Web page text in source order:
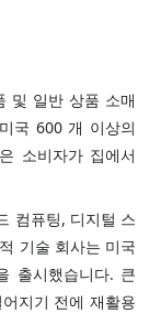
및 일반 상품 소매
국 600 개 이상의
소비자가 집에서
컴퓨팅, 디지털 스
기술 회사는 미국
출시했습니다. 큰
지기 전에 재활용